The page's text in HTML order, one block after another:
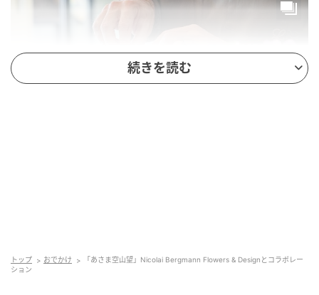
ながらデザインを構築した。作品に用いられているの
は、生花を特殊加工したプリザーブドフラワー。花を
続きを読む
トップ おでかけ
「あさま空山望」Nicolai Bergmann Flowers & Designとコラボレー
ション